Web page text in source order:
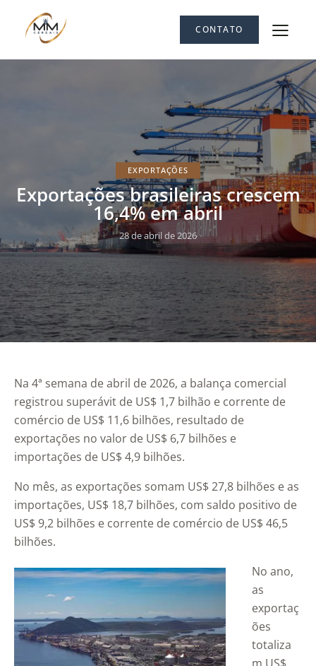
CONTATO
EXPORTAÇÕES
Exportações brasileiras crescem
16,4% em abril
28 de abril de 2026
Na 4ª semana de abril de 2026, a balança comercial
registrou superávit de US$ 1,7 bilhão e corrente de
comércio de US$ 11,6 bilhões, resultado de
exportações no valor de US$ 6,7 bilhões e
importações de US$ 4,9 bilhões.
No mês, as exportações somam US$ 27,8 bilhões e as
importações, US$ 18,7 bilhões, com saldo positivo de
US$ 9,2 bilhões e corrente de comércio de US$ 46,5
bilhões.
No ano,
as
exportaç
ões
totaliza